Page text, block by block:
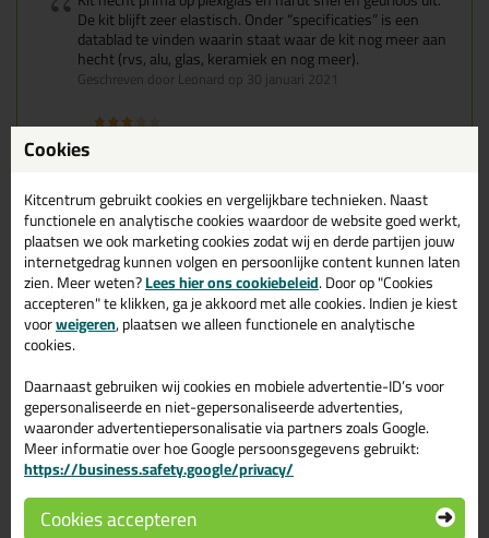
De kit blijft zeer elastisch. Onder “specificaties” is een
datablad te vinden waarin staat waar de kit nog meer aan
hecht (rvs, alu, glas, keramiek en nog meer).
Geschreven door Leonard op 30 januari 2021
Zou ik ook wel willen weten. Wil namelijk een plexiglas
plaat in een rvs frame kitten maar er staat dus niet bij
Geschreven door Rob op 19 maart 2017
Een beetje jammer dat niet word aangeven, op welke
soorte materialen deze kit ook allemaal hecht/afdicht
Geschreven door Henk op 10 maart 2017
Ook een review schrijven?
Schrijf hier je review over Ottoseal S72 310ml >
Gerelateerde producten
Cookies
Kitcentrum gebruikt cookies en vergelijkbare technieken. Naast
functionele en analytische cookies waardoor de website goed werkt,
plaatsen we ook marketing cookies zodat wij en derde partijen jouw
internetgedrag kunnen volgen en persoonlijke content kunnen laten
zien. Meer weten?Lees hier ons cookiebeleid. Door op "Cookies
accepteren" te klikken, ga je akkoord met alle cookies. Indien je kiest
voorweigeren, plaatsen we alleen functionele en analytische
cookies.
Daarnaast gebruiken wij cookies en mobiele advertentie-ID’s voor
gepersonaliseerde en niet-gepersonaliseerde advertenties,
waaronder advertentiepersonalisatie via partners zoals Google.
Meer informatie over hoe Google persoonsgegevens gebruikt:
https://business.safety.google/privacy/
Cookies accepteren